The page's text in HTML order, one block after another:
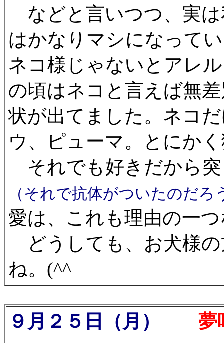
などと言いつつ、実
はかなりマシになって
ネコ様じゃないとアレ
の頃はネコと言えば無
状が出てました。ネコ
ウ、ピューマ。とにか
それでも好きだから
（それで抗体がついたのだろ
愛は、これも理由の一
どうしても、お犬様
ね。(^^ゞ
９月２５日（月） 夢